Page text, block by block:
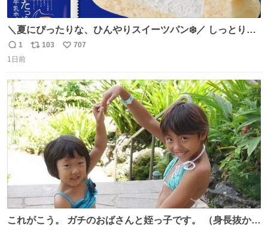
＼夏にぴったりな、ひんやりスイーツパン❄️／ しっとり生
地に牛乳入りホイップをたっぷり注入した「たっぷり牛乳
ホイップパン」✨ ひんやりとした口あたりで、暑い夏でも
で探してくださいね！
返
信
1
リ
ト
数
103
い
数
707
1日前
これがこう。 ガチのおばさんと姪っ子です。 （身長抜かさ